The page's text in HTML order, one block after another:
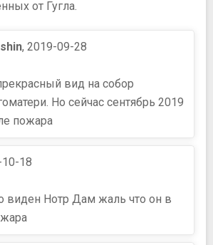
от Гугла.
, 2019-09-28
вид на собор
Но сейчас сентябрь 2019
пожара
18
виден Нотр Дам жаль что он в